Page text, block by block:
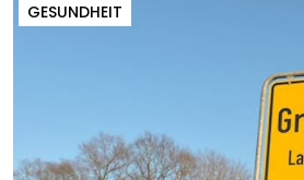
GESUNDHEIT